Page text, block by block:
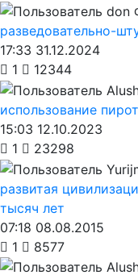
разведовательно-
17:33 31.12.2024
1
12344
использование
15:03 12.10.2023
1
23298
развитая
тысяч лет
07:18 08.08.2015
1
8577